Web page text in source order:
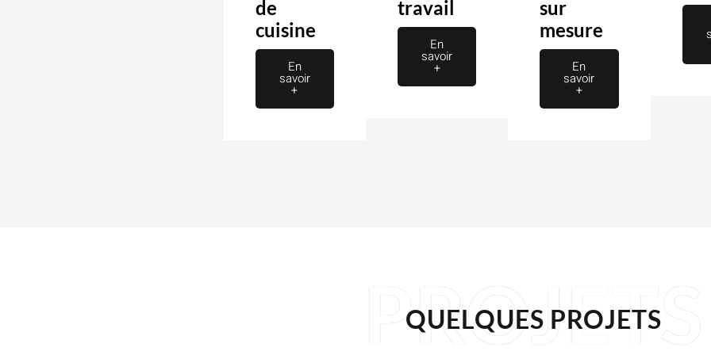
de
cuisine
En
savoir
+
travail
En
savoir
+
sur
mesure
En
savoir
+
PROJETS
QUELQUES PROJETS